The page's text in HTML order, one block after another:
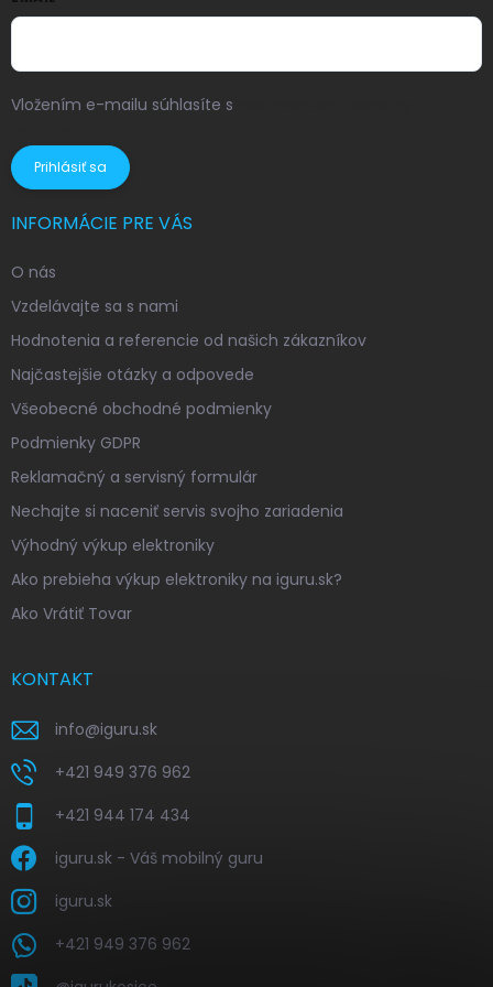
Vložením e-mailu súhlasíte s
Prihlásiť sa
INFORMÁCIE PRE VÁS
O nás
Vzdelávajte sa s nami
Hodnotenia a referencie od našich zákazníkov
Najčastejšie otázky a odpovede
Všeobecné obchodné podmienky
Podmienky GDPR
Reklamačný a servisný formulár
Nechajte si naceniť servis svojho zariadenia
Výhodný výkup elektroniky
Ako prebieha výkup elektroniky na iguru.sk?
Ako Vrátiť Tovar
KONTAKT
info@iguru.sk
+421 949 376 962
+421 944 174 434
iguru.sk - Váš mobilný guru
iguru.sk
+421 949 376 962